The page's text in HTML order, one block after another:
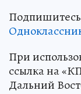
При
ссылка на
Дальний